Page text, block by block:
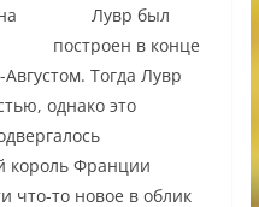
Лувр был
построен в конце
Тогда Лувр
однако это
король Франции
что-то новое в облик